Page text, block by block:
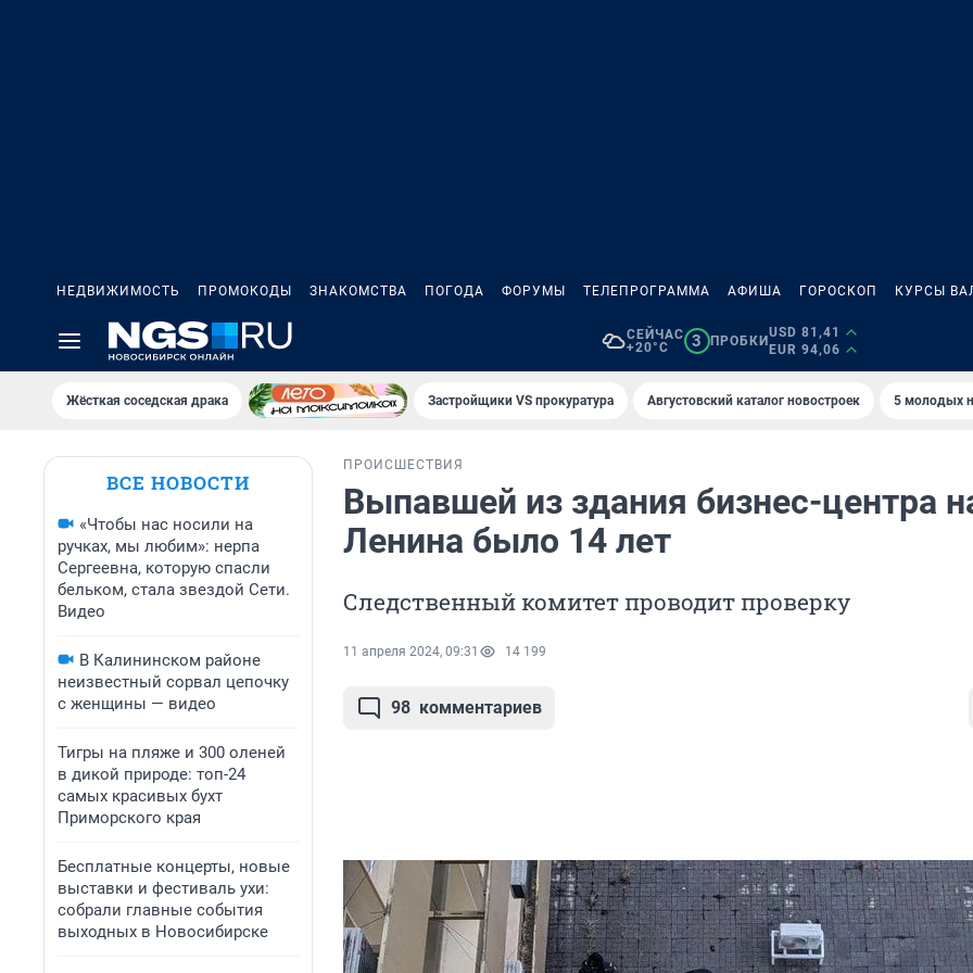
НЕДВИЖИМОСТЬ ПРОМОКОДЫ ЗНАКОМСТВА ПОГОДА ФОРУМЫ ТЕЛЕПРОГРАММА АФИША ГОРОСКОП КУРСЫ
СЕЙЧАС
+20°C
3 ПРОБКИ
USD 81,41
EUR 94,06
Жёсткая соседская драка Застройщики VS прокуратура Августовский каталог новостроек 5 молодых
ВСЕ НОВОСТИ
«Чтобы нас носили на
ручках, мы любим»: нерпа
Сергеевна, которую спасли
бельком, стала звездой Сети.
Видео
В Калининском районе
неизвестный сорвал цепочку
с женщины — видео
Тигры на пляже и 300 оленей
в дикой природе: топ-24
самых красивых бухт
Приморского края
Бесплатные концерты, новые
выставки и фестиваль ухи:
собрали главные события
выходных в Новосибирске
ПРОИСШЕСТВИЯ
Выпавшей из здания бизнес-центра
Ленина было 14 лет
Следственный комитет проводит проверку
11 апреля 2024, 09:31 14 199
98 комментариев